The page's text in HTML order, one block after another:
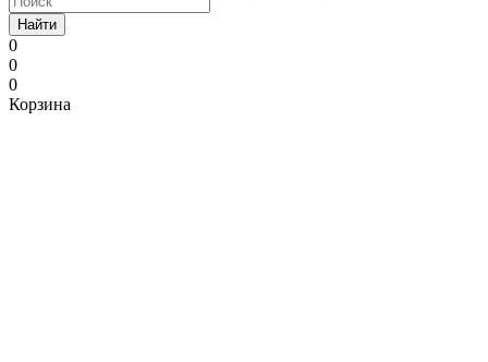
Найти
0
0
0
Корзина